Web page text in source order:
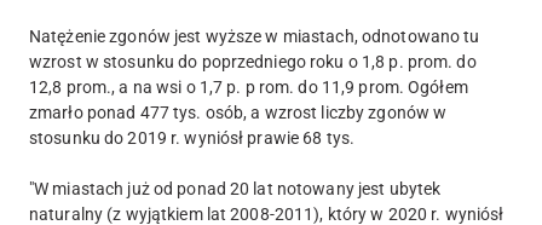
Natężenie zgonów jest wyższe w miastach, odnotowano tu
wzrost w stosunku do poprzedniego roku o 1,8 p. prom. do
12,8 prom., a na wsi o 1,7 p. p rom. do 11,9 prom. Ogółem
zmarło ponad 477 tys. osób, a wzrost liczby zgonów w
stosunku do 2019 r. wyniósł prawie 68 tys.
"W miastach już od ponad 20 lat notowany jest ubytek
naturalny (z wyjątkiem lat 2008-2011), który w 2020 r. wyniósł